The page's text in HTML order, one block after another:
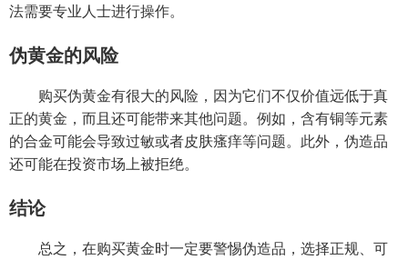
法需要专业人士进行操作。
伪黄金的风险
购买伪黄金有很大的风险，因为它们不仅价值远低于真
正的黄金，而且还可能带来其他问题。例如，含有铜等元素
的合金可能会导致过敏或者皮肤瘙痒等问题。此外，伪造品
还可能在投资市场上被拒绝。
结论
总之，在购买黄金时一定要警惕伪造品，选择正规、可